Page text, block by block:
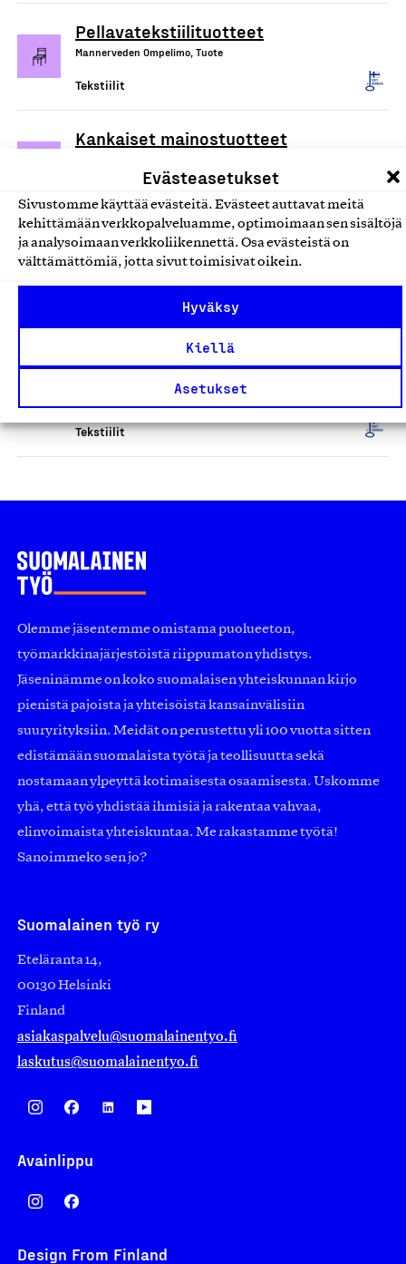
Evästeasetukset
Sivustomme käyttää evästeitä. Evästeet auttavat meitä
kehittämään verkkopalveluamme, optimoimaan sen sisältöjä
ja analysoimaan verkkoliikennettä. Osa evästeistä on
välttämättömiä, jotta sivut toimisivat oikein.
Hyväksy
Kiellä
Asetukset
Pellavatekstiilituotteet
Mannerveden Ompelimo, Tuote
Tekstiilit
Kankaiset mainostuotteet
Pellavatuotteet
Studio Sees, Tuote
Suomessa painetut kankaat ja
Tekstiilit
Olemme jäsentemme omistama puolueeton,
työmarkkinajärjestöistä riippumaton yhdistys.
Jäseninämme on koko suomalaisen yhteiskunnan kirjo
pienistä pajoista ja yhteisöistä kansainvälisiin
suuryrityksiin. Meidät on perustettu yli 100 vuotta sitten
edistämään suomalaista työtä ja teollisuutta sekä
nostamaan ylpeyttä kotimaisesta osaamisesta. Uskomme
yhä, että työ yhdistää ihmisiä ja rakentaa vahvaa,
elinvoimaista yhteiskuntaa. Me rakastamme työtä!
Sanoimmeko sen jo?
Suomalainen työ ry
Eteläranta 14,
00130 Helsinki
Finland
asiakaspalvelu@suomalainentyo.fi
laskutus@suomalainentyo.fi
Avainlippu
Design From Finland